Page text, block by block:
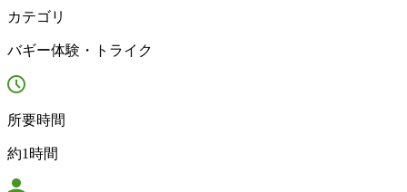
カテゴリ
バギー体験・トライク
所要時間
約1時間